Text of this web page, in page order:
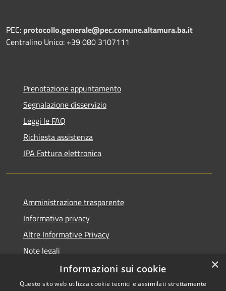
PEC: protocollo.generale@pec.comune.altamura.ba.it
Centralino Unico: +39 080 3107111
Prenotazione appuntamento
Segnalazione disservizio
Leggi le FAQ
Richiesta assistenza
IPA Fattura elettronica
Amministrazione trasparente
Informativa privacy
Altre Informative Privacy
Note legali
Dichiarazione di accessibilità
×
Informazioni sui cookie
Questo sito web utilizza cookie tecnici e assimilati strettamente